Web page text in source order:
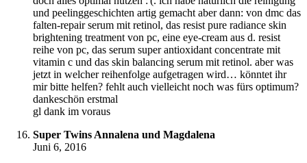
und peelinggeschichten artig gemacht aber dann: von dmc das
falten-repair serum mit retinol, das resist pure radiance skin
brightening treatment von pc, eine eye-cream aus d. resist
reihe von pc, das serum super antioxidant concentrate mit
vitamin c und das skin balancing serum mit retinol. aber was
jetzt in welcher reihenfolge aufgetragen wird… könntet ihr
mir bitte helfen? fehlt auch vielleicht noch was fürs optimum?
dankeschön erstmal
gl dank im voraus
Super Twins Annalena und Magdalena
Juni 6, 2016